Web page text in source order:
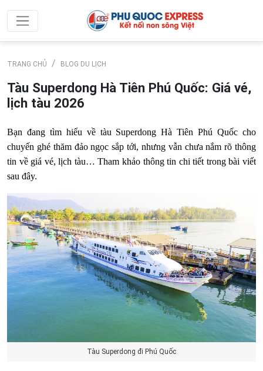
TRANG CHỦ BLOG DU LỊCH
Tàu Superdong Hà Tiên Phú Quốc: Giá vé,
lịch tàu 2026
Bạn đang tìm hiểu về tàu Superdong Hà Tiên Phú Quốc cho
chuyến ghé thăm đảo ngọc sắp tới, nhưng vẫn chưa nắm rõ thông
tin về giá vé, lịch tàu… Tham khảo thông tin chi tiết trong bài viết
sau đây.
Tàu Superdong đi Phú Quốc